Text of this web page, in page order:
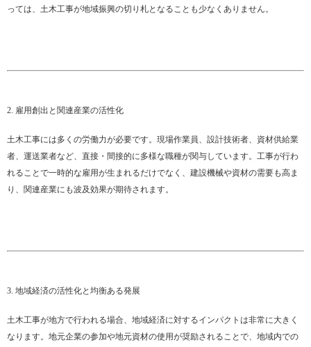
っては、土木工事が地域振興の切り札となることも少なくありません。
2. 雇用創出と関連産業の活性化
土木工事には多くの労働力が必要です。現場作業員、設計技術者、資材供給業
者、運送業者など、直接・間接的に多様な職種が関与しています。工事が行わ
れることで一時的な雇用が生まれるだけでなく、建設機械や資材の需要も高ま
り、関連産業にも波及効果が期待されます。
3. 地域経済の活性化と均衡ある発展
土木工事が地方で行われる場合、地域経済に対するインパクトは非常に大きく
なります。地元企業の参加や地元資材の使用が奨励されることで、地域内での